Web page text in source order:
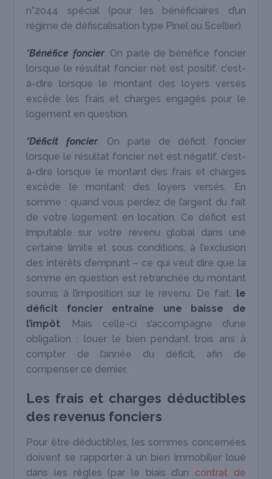
n°2044 spécial (pour les bénéficiaires d’un
régime de défiscalisation type Pinel ou Scellier).
*Bénéfice foncier. On parle de bénéfice foncier
lorsque le résultat foncier net est positif, c’est-
à-dire lorsque le montant des loyers versés
excède les frais et charges engagés pour le
logement en question.
*Déficit foncier. On parle de déficit foncier
lorsque le résultat foncier net est négatif, c’est-
à-dire lorsque le montant des frais et charges
excède le montant des loyers versés. En
somme : quand vous perdez de l’argent du fait
de votre logement en location. Ce déficit est
imputable sur votre revenu global dans une
certaine limite et sous conditions, à l’exclusion
des intérêts d’emprunt – ce qui veut dire que la
somme en question est retranchée du montant
soumis à l’imposition sur le revenu. De fait, le
déficit foncier entraîne une baisse de
l’impôt . Mais celle-ci s’accompagne d’une
obligation : louer le bien pendant trois ans à
compter de l’année du déficit, afin de
compenser ce dernier.
Les frais et charges déductibles
des revenus fonciers
Pour être déductibles, les sommes concernées
doivent se rapporter à un bien immobilier loué
dans les règles (par le biais d’un contrat de